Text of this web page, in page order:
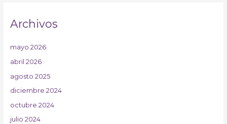
Archivos
mayo 2026
abril 2026
agosto 2025
diciembre 2024
octubre 2024
julio 2024